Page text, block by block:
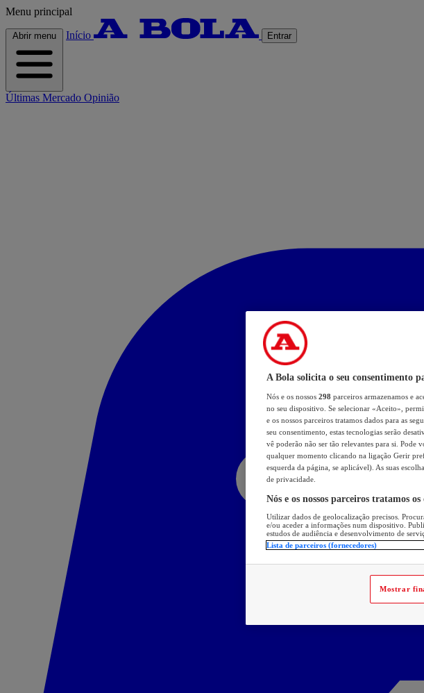
Menu principal
Abrir menu Início Entrar
Últimas Mercado Opinião
A Bola solicita o seu consentimento
Nós e os nossos 298 parceiros armazenamos e
no seu dispositivo. Se selecionar «Aceito»,
e os nossos parceiros tratamos dados para as
seu consentimento, estas tecnologias serão
vê poderão não ser tão relevantes para si. Pode
qualquer momento clicando na ligação Gerir
esquerda da página, se aplicável). As suas
de privacidade.
Nós e os nossos parceiros tratamos
Utilizar dados de geolocalização precisos.
e/ou aceder a informações num dispositivo.
estudos de audiência e desenvolvimento de
Lista de parceiros (fornecedores)
Mostrar